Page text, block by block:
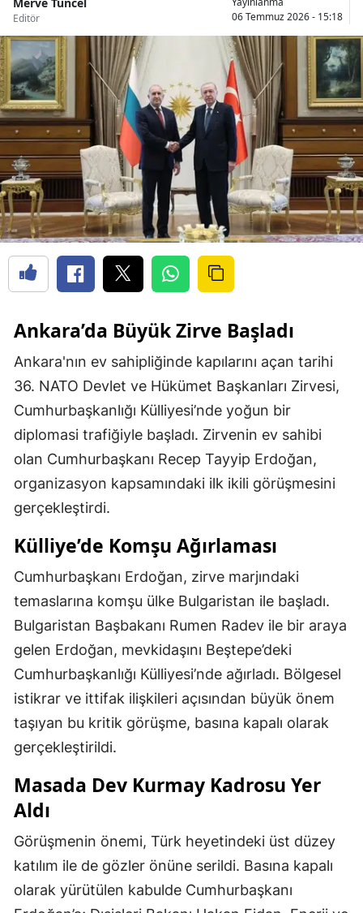
Editör
06 Temmuz 2026 - 15:18
Ankara’da Büyük Zirve Başladı
Ankara'nın ev sahipliğinde kapılarını açan tarihi
36. NATO Devlet ve Hükümet Başkanları Zirvesi,
Cumhurbaşkanlığı Külliyesi’nde yoğun bir
diplomasi trafiğiyle başladı. Zirvenin ev sahibi
olan Cumhurbaşkanı Recep Tayyip Erdoğan,
organizasyon kapsamındaki ilk ikili görüşmesini
gerçekleştirdi.
Külliye’de Komşu Ağırlaması
Cumhurbaşkanı Erdoğan, zirve marjındaki
temaslarına komşu ülke Bulgaristan ile başladı.
Bulgaristan Başbakanı Rumen Radev ile bir araya
gelen Erdoğan, mevkidaşını Beştepe’deki
Cumhurbaşkanlığı Külliyesi’nde ağırladı. Bölgesel
istikrar ve ittifak ilişkileri açısından büyük önem
taşıyan bu kritik görüşme, basına kapalı olarak
gerçekleştirildi.
Masada Dev Kurmay Kadrosu Yer
Aldı
Görüşmenin önemi, Türk heyetindeki üst düzey
katılım ile de gözler önüne serildi. Basına kapalı
olarak yürütülen kabulde Cumhurbaşkanı